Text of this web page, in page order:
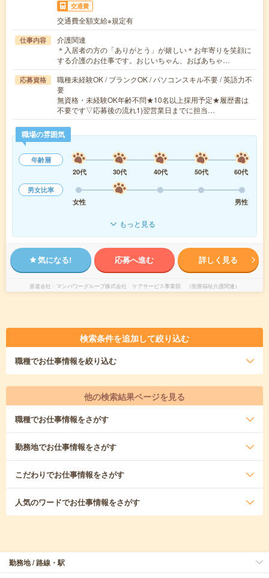
交通費
交通費全額支給※規定有
仕事内容
介護関連
＊入居者の方の「ありがとう」が嬉しい＊お年寄りを笑顔に
する介護のお仕事です。おじいちゃん、おばあちゃ…
応募資格
職種未経験OK / ブランクOK / パソコンスキル不要 / 英語力不
要
無資格・未経験OK年齢不問★10名以上採用予定★履歴書は
不要です▽応募後の流れ1)翌営業日までに担当…
職場の雰囲気
年齢層
20代
30代 40代 50代
60代
男女比率
女性
男性
もっと見る
気になる! 応募へ進む 詳しく見る
派遣会社 マンパワーグループ株式会社 ケアサービス事業部 （医療福祉介護関連）
検索条件を追加して絞り込む
職種でお仕事情報を絞り込む
他の検索結果ページを見る
職種でお仕事情報をさがす
勤務地でお仕事情報をさがす
こだわりでお仕事情報をさがす
人気のワードでお仕事情報をさがす
勤務地 / 路線・駅